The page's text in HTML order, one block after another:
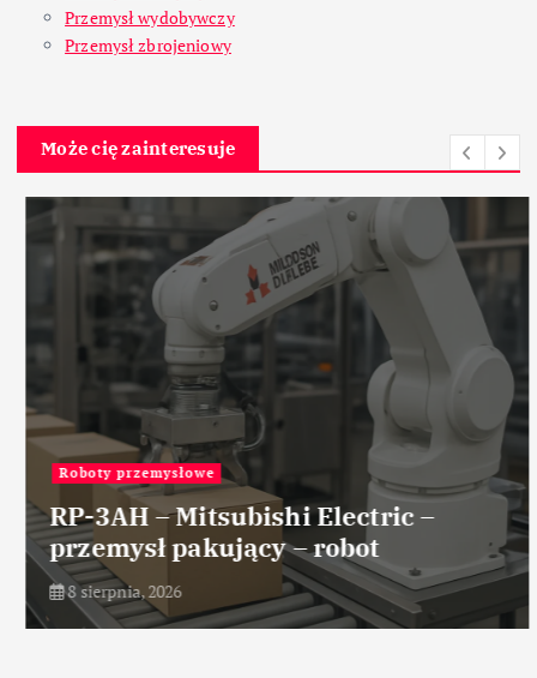
Przemysł wydobywczy
Przemysł zbrojeniowy
Może cię zainteresuje
Roboty przemysłowe
RP-3AH – Mitsubishi Electric –
przemysł pakujący – robot
8 sierpnia, 2026